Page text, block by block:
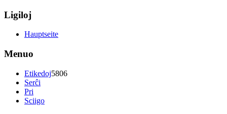
Ligiloj
Hauptseite
Menuo
Etikedoj5806
Serĉi
Pri
Sciigo